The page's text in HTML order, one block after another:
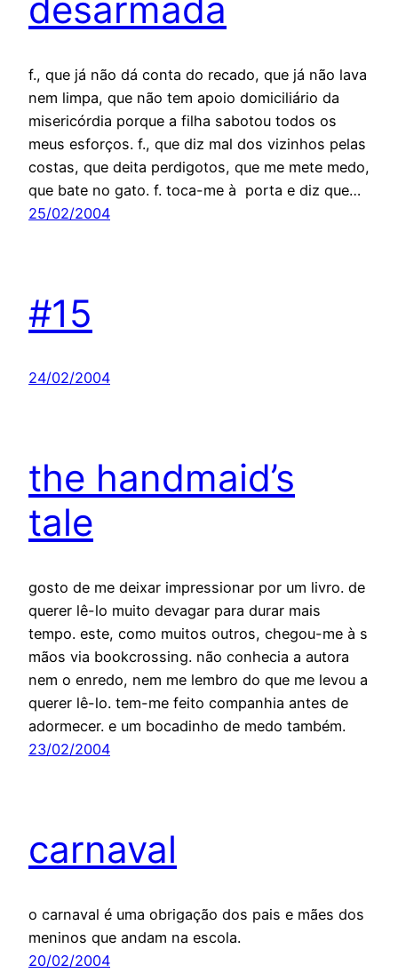
desarmada
f., que já não dá conta do recado, que já não lava
nem limpa, que não tem apoio domiciliário da
misericórdia porque a filha sabotou todos os
meus esforços. f., que diz mal dos vizinhos pelas
costas, que deita perdigotos, que me mete medo,
que bate no gato. f. toca-me à porta e diz que…
25/02/2004
#15
24/02/2004
the handmaid’s
tale
gosto de me deixar impressionar por um livro. de
querer lê-lo muito devagar para durar mais
tempo. este, como muitos outros, chegou-me à s
mãos via bookcrossing. não conhecia a autora
nem o enredo, nem me lembro do que me levou a
querer lê-lo. tem-me feito companhia antes de
adormecer. e um bocadinho de medo também.
23/02/2004
carnaval
o carnaval é uma obrigação dos pais e mães dos
meninos que andam na escola.
20/02/2004